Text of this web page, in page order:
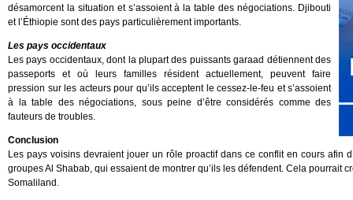
désamorcent la situation et s’assoient à la table des négociations. Djibouti
et l’Éthiopie sont des pays particulièrement importants.
Les pays occidentaux
Les pays occidentaux, dont la plupart des puissants garaad détiennent des
passeports et où leurs familles résident actuellement, peuvent faire
pression sur les acteurs pour qu’ils acceptent le cessez-le-feu et s’assoient
à la table des négociations, sous peine d’être considérés comme des
fauteurs de troubles.
Conclusion
Les pays voisins devraient jouer un rôle proactif dans ce conflit en cours afin
groupes Al Shabab, qui essaient de montrer qu’ils les défendent. Cela pourrait
Somaliland.